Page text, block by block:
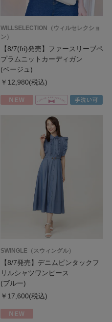
WILLSELECTION（ウィルセレクショ
ン）
【8/7(fri)発売】ファースリーブペ
プラムニットカーディガン
(ベージュ)
￥12,980(税込)
SWINGLE（スウィングル）
【8/7発売】デニムピンタックフ
リルシャツワンピース
(ブルー)
￥17,600(税込)